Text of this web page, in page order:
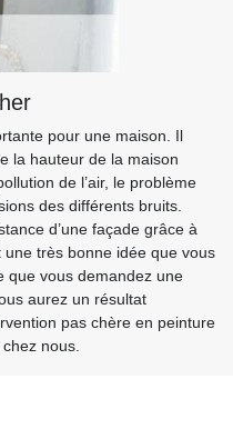
pour une maison. Il
la hauteur de la maison
de l’air, le problème
des différents bruits.
d’une façade grâce à
très bonne idée que vous
que vous demandez une
aurez un résultat
pas chère en peinture
nous.